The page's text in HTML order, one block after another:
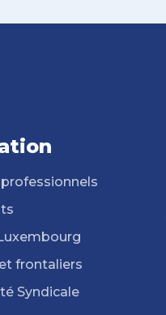
frontaliers
Syndicale